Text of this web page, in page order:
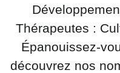
Thérapeutes :
Épanouissez-
découvrez nos